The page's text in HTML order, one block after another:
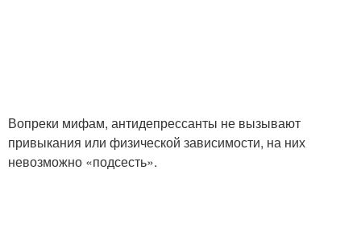
Вопреки мифам, антидепрессанты не вызывают
привыкания или физической зависимости, на них
невозможно «подсесть».